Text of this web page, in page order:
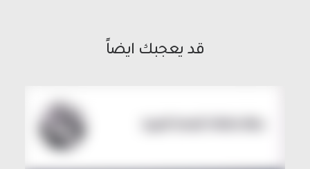
قد يعجبك ايضاً